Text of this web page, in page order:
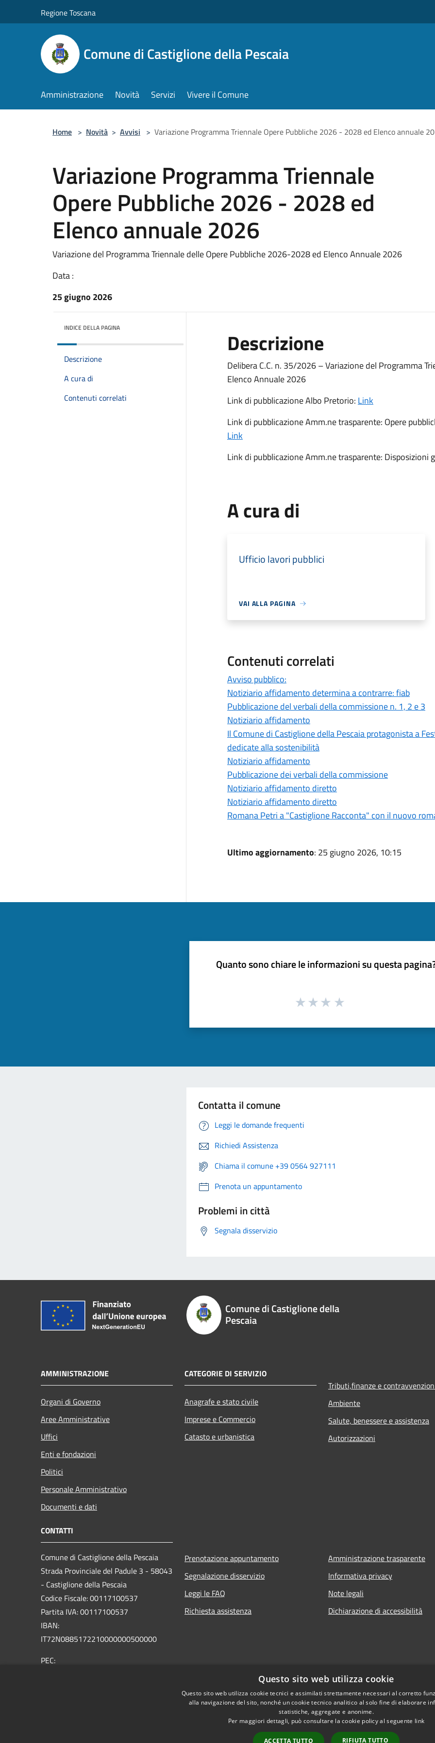
Regione Toscana
Comune di Castiglione della Pescaia
Amministrazione Novità Servizi Vivere il Comune
Home > Novità > Avvisi > Variazione Programma Triennale Opere Pubbliche 2026 - 2028 ed Elenco annuale
Variazione Programma Triennale
Opere Pubbliche 2026 - 2028 ed
Elenco annuale 2026
Variazione del Programma Triennale delle Opere Pubbliche 2026-2028 ed Elenco Annuale 2026
Data :
25 giugno 2026
INDICE DELLA PAGINA
Descrizione
A cura di
Contenuti correlati
Descrizione
Delibera C.C. n. 35/2026 – Variazione del Programma
Elenco Annuale 2026
Link di pubblicazione Albo Pretorio: Link
Link di pubblicazione Amm.ne trasparente: Opere
Link
Link di pubblicazione Amm.ne trasparente: Disposizioni
A cura di
Ufficio lavori pubblici
VAI ALLA PAGINA
Contenuti correlati
Avviso pubblico:
Notiziario affidamento determina a contrarre: fiab
Pubblicazione del verbali della commissione n. 1, 2 e 3
Notiziario affidamento
Il Comune di Castiglione della Pescaia protagonista a
dedicate alla sostenibilità
Notiziario affidamento
Pubblicazione dei verbali della commissione
Notiziario affidamento diretto
Notiziario affidamento diretto
Romana Petri a "Castiglione Racconta" con il nuovo
Ultimo aggiornamento: 25 giugno 2026, 10:15
Quanto sono chiare le informazioni su questa
Contatta il comune
Leggi le domande frequenti
Richiedi Assistenza
Chiama il comune +39 0564 927111
Prenota un appuntamento
Problemi in città
Segnala disservizio
Comune di Castiglione della
Pescaia
AMMINISTRAZIONE
Organi di Governo
Aree Amministrative
Uffici
Enti e fondazioni
Politici
Personale Amministrativo
Documenti e dati
CATEGORIE DI SERVIZIO
Anagrafe e stato civile
Imprese e Commercio
Catasto e urbanistica
Tributi,finanze e
Ambiente
Salute, benessere e assistenza
Autorizzazioni
CONTATTI
Comune di Castiglione della Pescaia
Strada Provinciale del Padule 3 - 58043
- Castiglione della Pescaia
Codice Fiscale: 00117100537
Partita IVA: 00117100537
IBAN:
IT72N0885172210000000500000
PEC:
Prenotazione appuntamento
Segnalazione disservizio
Leggi le FAQ
Richiesta assistenza
Amministrazione trasparente
Informativa privacy
Note legali
Dichiarazione di accessibilità
Questo sito web utilizza cookie
Questo sito web utilizza cookie tecnici e assimilati strettamente necessari al corretto
alla navigazione del sito, nonché un cookie tecnico analitico al solo fine di elaborare
statistiche, aggregate e anonime.
Per maggiori dettagli, può consultare la cookie policy al seguente link
ACCETTA TUTTO RIFIUTA TUTTO